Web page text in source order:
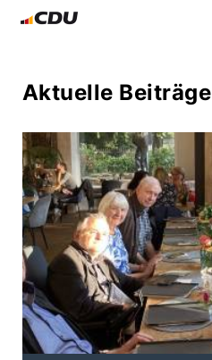
Aktuelle Beiträge